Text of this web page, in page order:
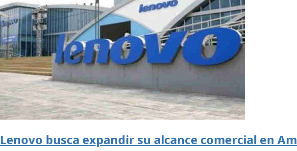
Lenovo busca expandir su alcance comercial en